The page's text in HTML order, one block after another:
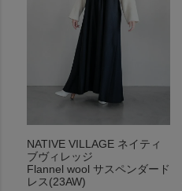
NATIVE VILLAGE ネイティ
ブヴィレッジ
Flannel wool サスペンダード
レス(23AW)